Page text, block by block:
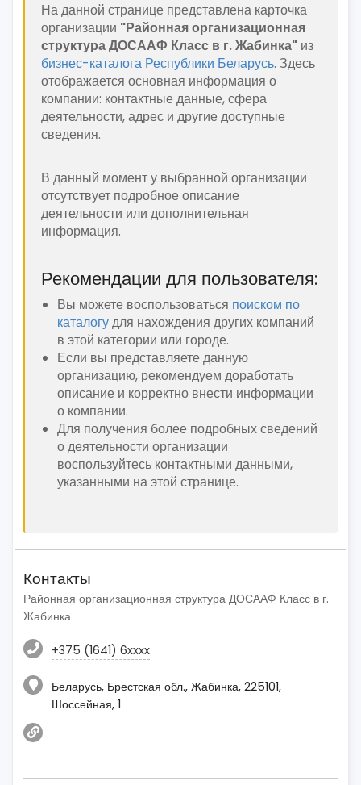
На данной странице представлена карточка
организации "Районная организационная
структура ДОСААФ Класс в г. Жабинка" из
бизнес-каталога Республики Беларусь. Здесь
отображается основная информация о
компании: контактные данные, сфера
деятельности, адрес и другие доступные
сведения.
В данный момент у выбранной организации
отсутствует подробное описание
деятельности или дополнительная
информация.
Рекомендации для пользователя:
Вы можете воспользоваться поиском по
каталогудля нахождения других компаний
в этой категории или городе.
Если вы представляете данную
организацию, рекомендуем доработать
описание и корректно внести информации
о компании.
Для получения более подробных сведений
о деятельности организации
воспользуйтесь контактными данными,
указанными на этой странице.
Контакты
Районная организационная структура ДОСААФ Класс в г.
Жабинка
+375 (1641) 6xxxx
Беларусь, Брестская обл., Жабинка, 225101,
Шоссейная, 1